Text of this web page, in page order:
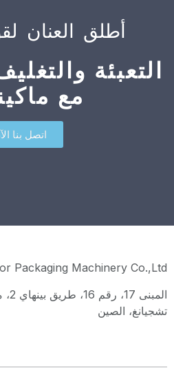
أطلق العنان
التعبئة
مع
اتصل بنا
Packaging Machinery Co.,Ltd.
تشجيانغ، الصين